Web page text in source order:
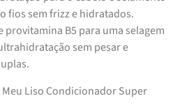
fios sem frizz e hidratados.
provitamina B5 para uma selagem
sem pesar e
Liso Condicionador Super